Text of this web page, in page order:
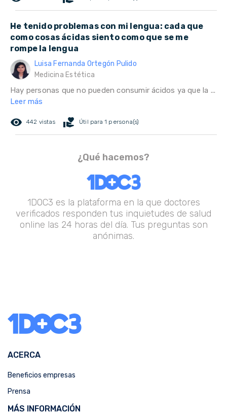
He tenido problemas con mi lengua: cada que
como cosas ácidas siento como que se me
rompe la lengua
Luisa Fernanda Ortegón Pulido
Medicina Estética
Hay personas que no pueden consumir ácidos ya que la ...
Leer más
remove_red_eye 442 vistas volunteer_activism Útil para 1 persona(s)
¿Qué hacemos?
1DOC3 es la plataforma en la que doctores
verificados responden tus inquietudes de salud
online las 24 horas del día. Tus preguntas son
anónimas.
ACERCA
Beneficios empresas
Prensa
MÁS INFORMACIÓN